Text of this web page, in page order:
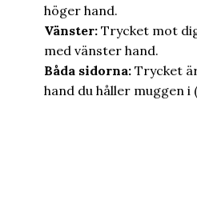
höger hand.
Vänster: Trycket mot
med vänster hand.
Båda sidorna: Trycket
hand du håller muggen i